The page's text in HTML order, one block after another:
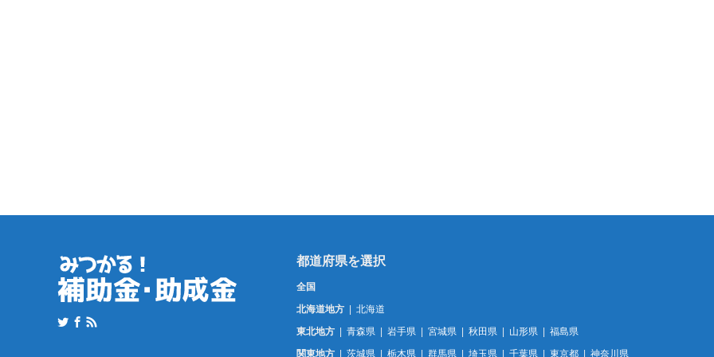
全国
北海道地方
北海道
東北地方
青森県 岩手県 宮城県 秋田県 山形県
福島県
関東地方
茨城県 栃木県 群馬県 埼玉県 千葉県 東京都 神奈川県